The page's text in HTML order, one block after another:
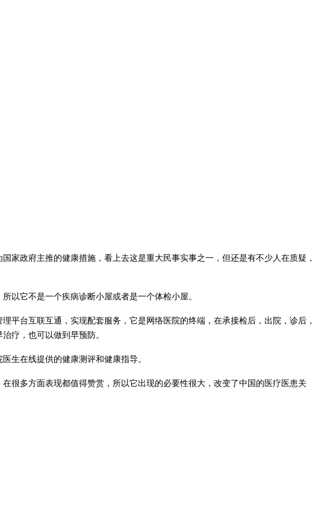
家政府主推的健康措施，看上去这是重大民事实事之一，但还是有不少人在质疑，
以它不是一个疾病诊断小屋或者是一个体检小屋。
平台互联互通，实现配套服务，它是网络医院的终端，在承接检后，出院，诊后，
疗，也可以做到早预防。
生在线提供的健康测评和健康指导。
很多方面表现都值得赞赏，所以它出现的必要性很大，改变了中国的医疗医患关